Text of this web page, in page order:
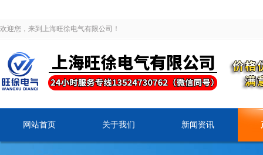
欢迎您，来到上海旺徐电气有限公司！
网站首页 关于我们 新闻资讯